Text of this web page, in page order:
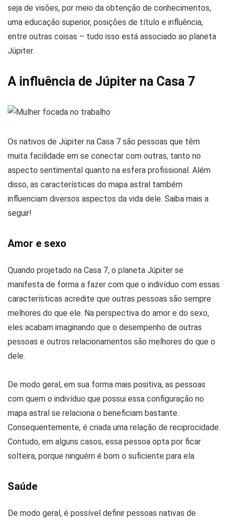
seja de visões, por meio da obtenção de conhecimentos,
uma educação superior, posições de título e influência,
entre outras coisas – tudo isso está associado ao planeta
Júpiter.
A influência de Júpiter na Casa 7
Os nativos de Júpiter na Casa 7 são pessoas que têm
muita facilidade em se conectar com outras, tanto no
aspecto sentimental quanto na esfera profissional. Além
disso, as características do mapa astral também
influenciam diversos aspectos da vida dele. Saiba mais a
seguir!
Amor e sexo
Quando projetado na Casa 7, o planeta Júpiter se
manifesta de forma a fazer com que o indivíduo com essas
características acredite que outras pessoas são sempre
melhores do que ele. Na perspectiva do amor e do sexo,
eles acabam imaginando que o desempenho de outras
pessoas e outros relacionamentos são melhores do que o
dele.
De modo geral, em sua forma mais positiva, as pessoas
com quem o indivíduo que possui essa configuração no
mapa astral se relaciona o beneficiam bastante.
Consequentemente, é criada uma relação de reciprocidade.
Contudo, em alguns casos, essa pessoa opta por ficar
solteira, porque ninguém é bom o suficiente para ela.
Saúde
De modo geral, é possível definir pessoas nativas de